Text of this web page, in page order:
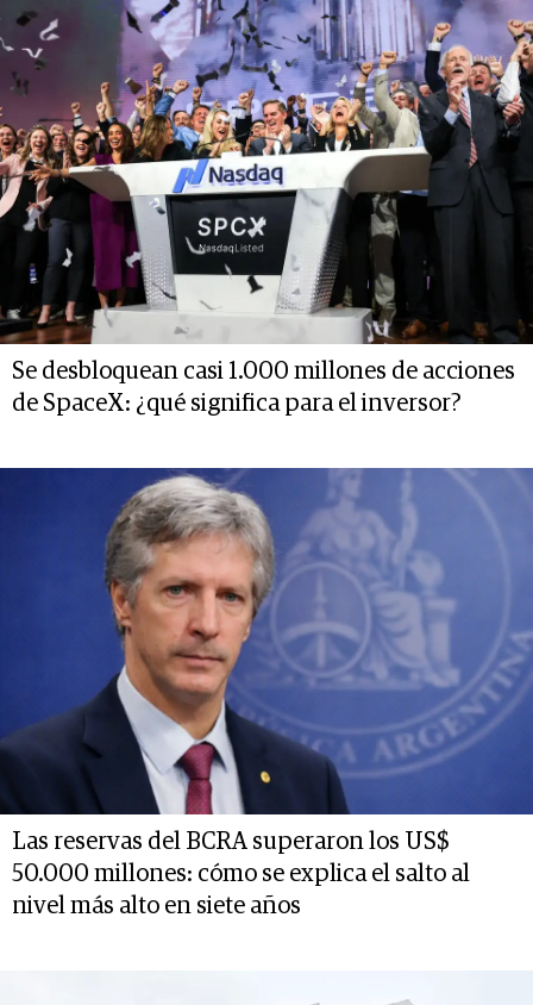
Se desbloquean casi 1.000 millones de acciones
de SpaceX: ¿qué significa para el inversor?
Las reservas del BCRA superaron los US$
50.000 millones: cómo se explica el salto al
nivel más alto en siete años